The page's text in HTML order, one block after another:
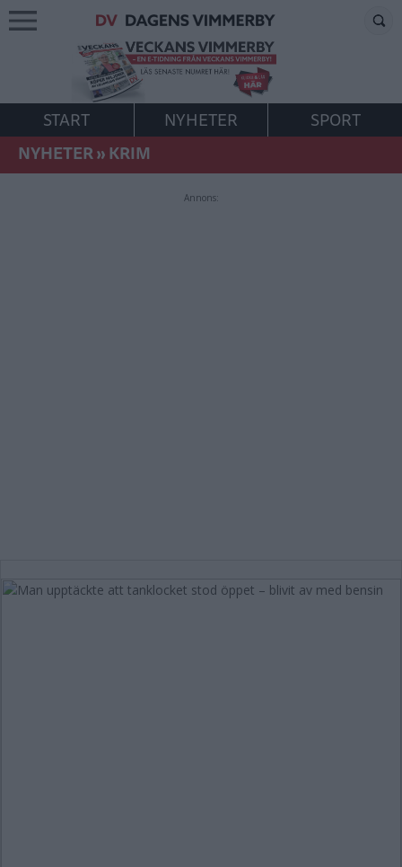
START NYHETER
SPORT
NYHETER»KRIM
Annons: